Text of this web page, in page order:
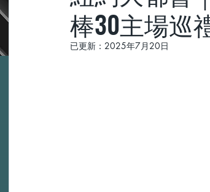
墨西哥｜「墨」然回首Amigo 歐洲｜義大利
棒30主場巡
已更新： 2025年7月20日